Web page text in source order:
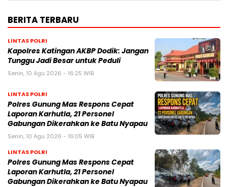
BERITA TERBARU
LINTAS POLRI
Kapolres Katingan AKBP Dodik: Jangan
Tunggu Jadi Besar untuk Peduli
Senin, 10 Agu 2026 - 16:25 WIB
LINTAS POLRI
Polres Gunung Mas Respons Cepat
Laporan Karhutla, 21 Personel
Gabungan Dikerahkan ke Batu Nyapau
Senin, 10 Agu 2026 - 16:05 WIB
LINTAS POLRI
Polres Gunung Mas Respons Cepat
Laporan Karhutla, 21 Personel
Gabungan Dikerahkan ke Batu Nyapau